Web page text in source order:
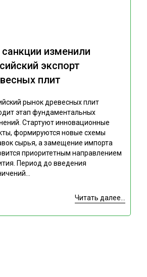
санкции изменили
экспорт
плит
рынок древесных плит
этап фундаментальных
Стартуют инновационные
формируются новые схемы
сырья, а замещение импорта
приоритетным направлением
Период до введения
Читать далее...